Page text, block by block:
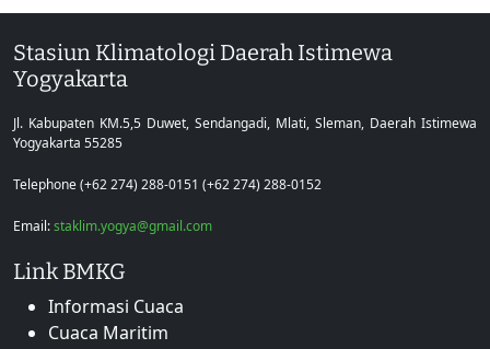
Stasiun Klimatologi Daerah Istimewa
Yogyakarta
Jl. Kabupaten KM.5,5 Duwet, Sendangadi, Mlati, Sleman, Daerah Istimewa
Yogyakarta 55285
Telephone (+62 274) 288-0151 (+62 274) 288-0152
Email:staklim.yogya@gmail.com
Link BMKG
Informasi Cuaca
Cuaca Maritim